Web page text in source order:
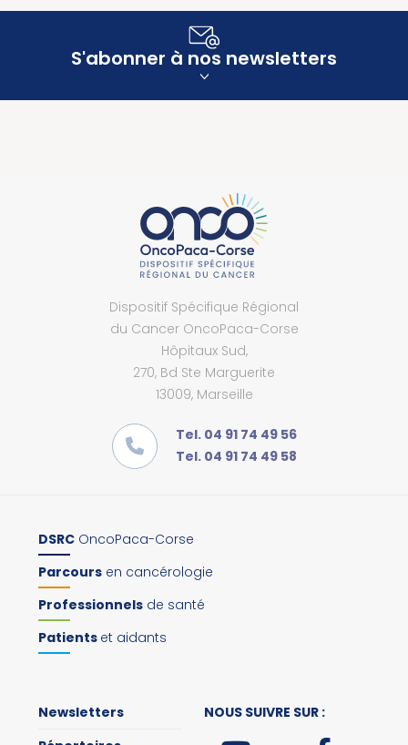
S'abonner à nos newsletters
Dispositif Spécifique Régional
du Cancer OncoPaca-Corse
Hôpitaux Sud,
270, Bd Ste Marguerite
13009, Marseille
Tel. 04 91 74 49 56
Tel. 04 91 74 49 58
DSRC OncoPaca-Corse
Parcours en cancérologie
Professionnels de santé
Patients et aidants
Newsletters
NOUS SUIVRE SUR :